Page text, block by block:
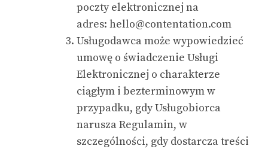
poczty elektronicznej na
adres: hello@contentation.com
Usługodawca może wypowiedzieć
umowę o świadczenie Usługi
Elektronicznej o charakterze
ciągłym i bezterminowym w
przypadku, gdy Usługobiorca
narusza Regulamin, w
szczególności, gdy dostarcza treści